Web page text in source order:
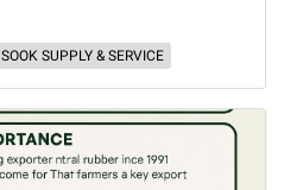
SOOK SUPPLY & SERVICE